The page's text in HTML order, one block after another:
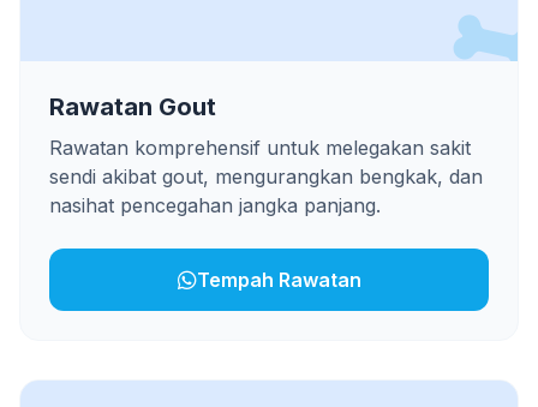
Rawatan Gout
Rawatan komprehensif untuk melegakan sakit
sendi akibat gout, mengurangkan bengkak, dan
nasihat pencegahan jangka panjang.
Tempah Rawatan